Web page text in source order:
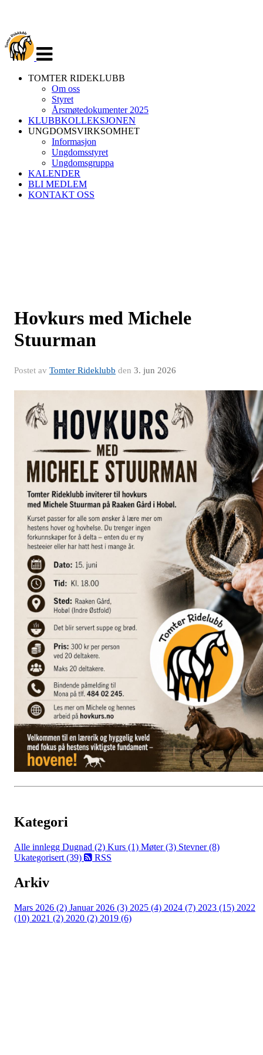
navigasjon
TOMTER RIDEKLUBB
Om oss
Styret
Årsmøtedokumenter 2025
KLUBBKOLLEKSJONEN
UNGDOMSVIRKSOMHET
Informasjon
Ungdomsstyret
Ungdomsgruppa
KALENDER
BLI MEDLEM
KONTAKT OSS
Hovkurs med Michele
Stuurman
Postet av Tomter Rideklubb den 3. jun 2026
Kategori
Alle innlegg Dugnad (2) Kurs (1) Møter (3) Stevner (8)
Ukategorisert (39)
RSS
Arkiv
Mars 2026 (2) Januar 2026 (3) 2025 (4) 2024 (7) 2023 (15) 2022
(10) 2021 (2) 2020 (2) 2019 (6)